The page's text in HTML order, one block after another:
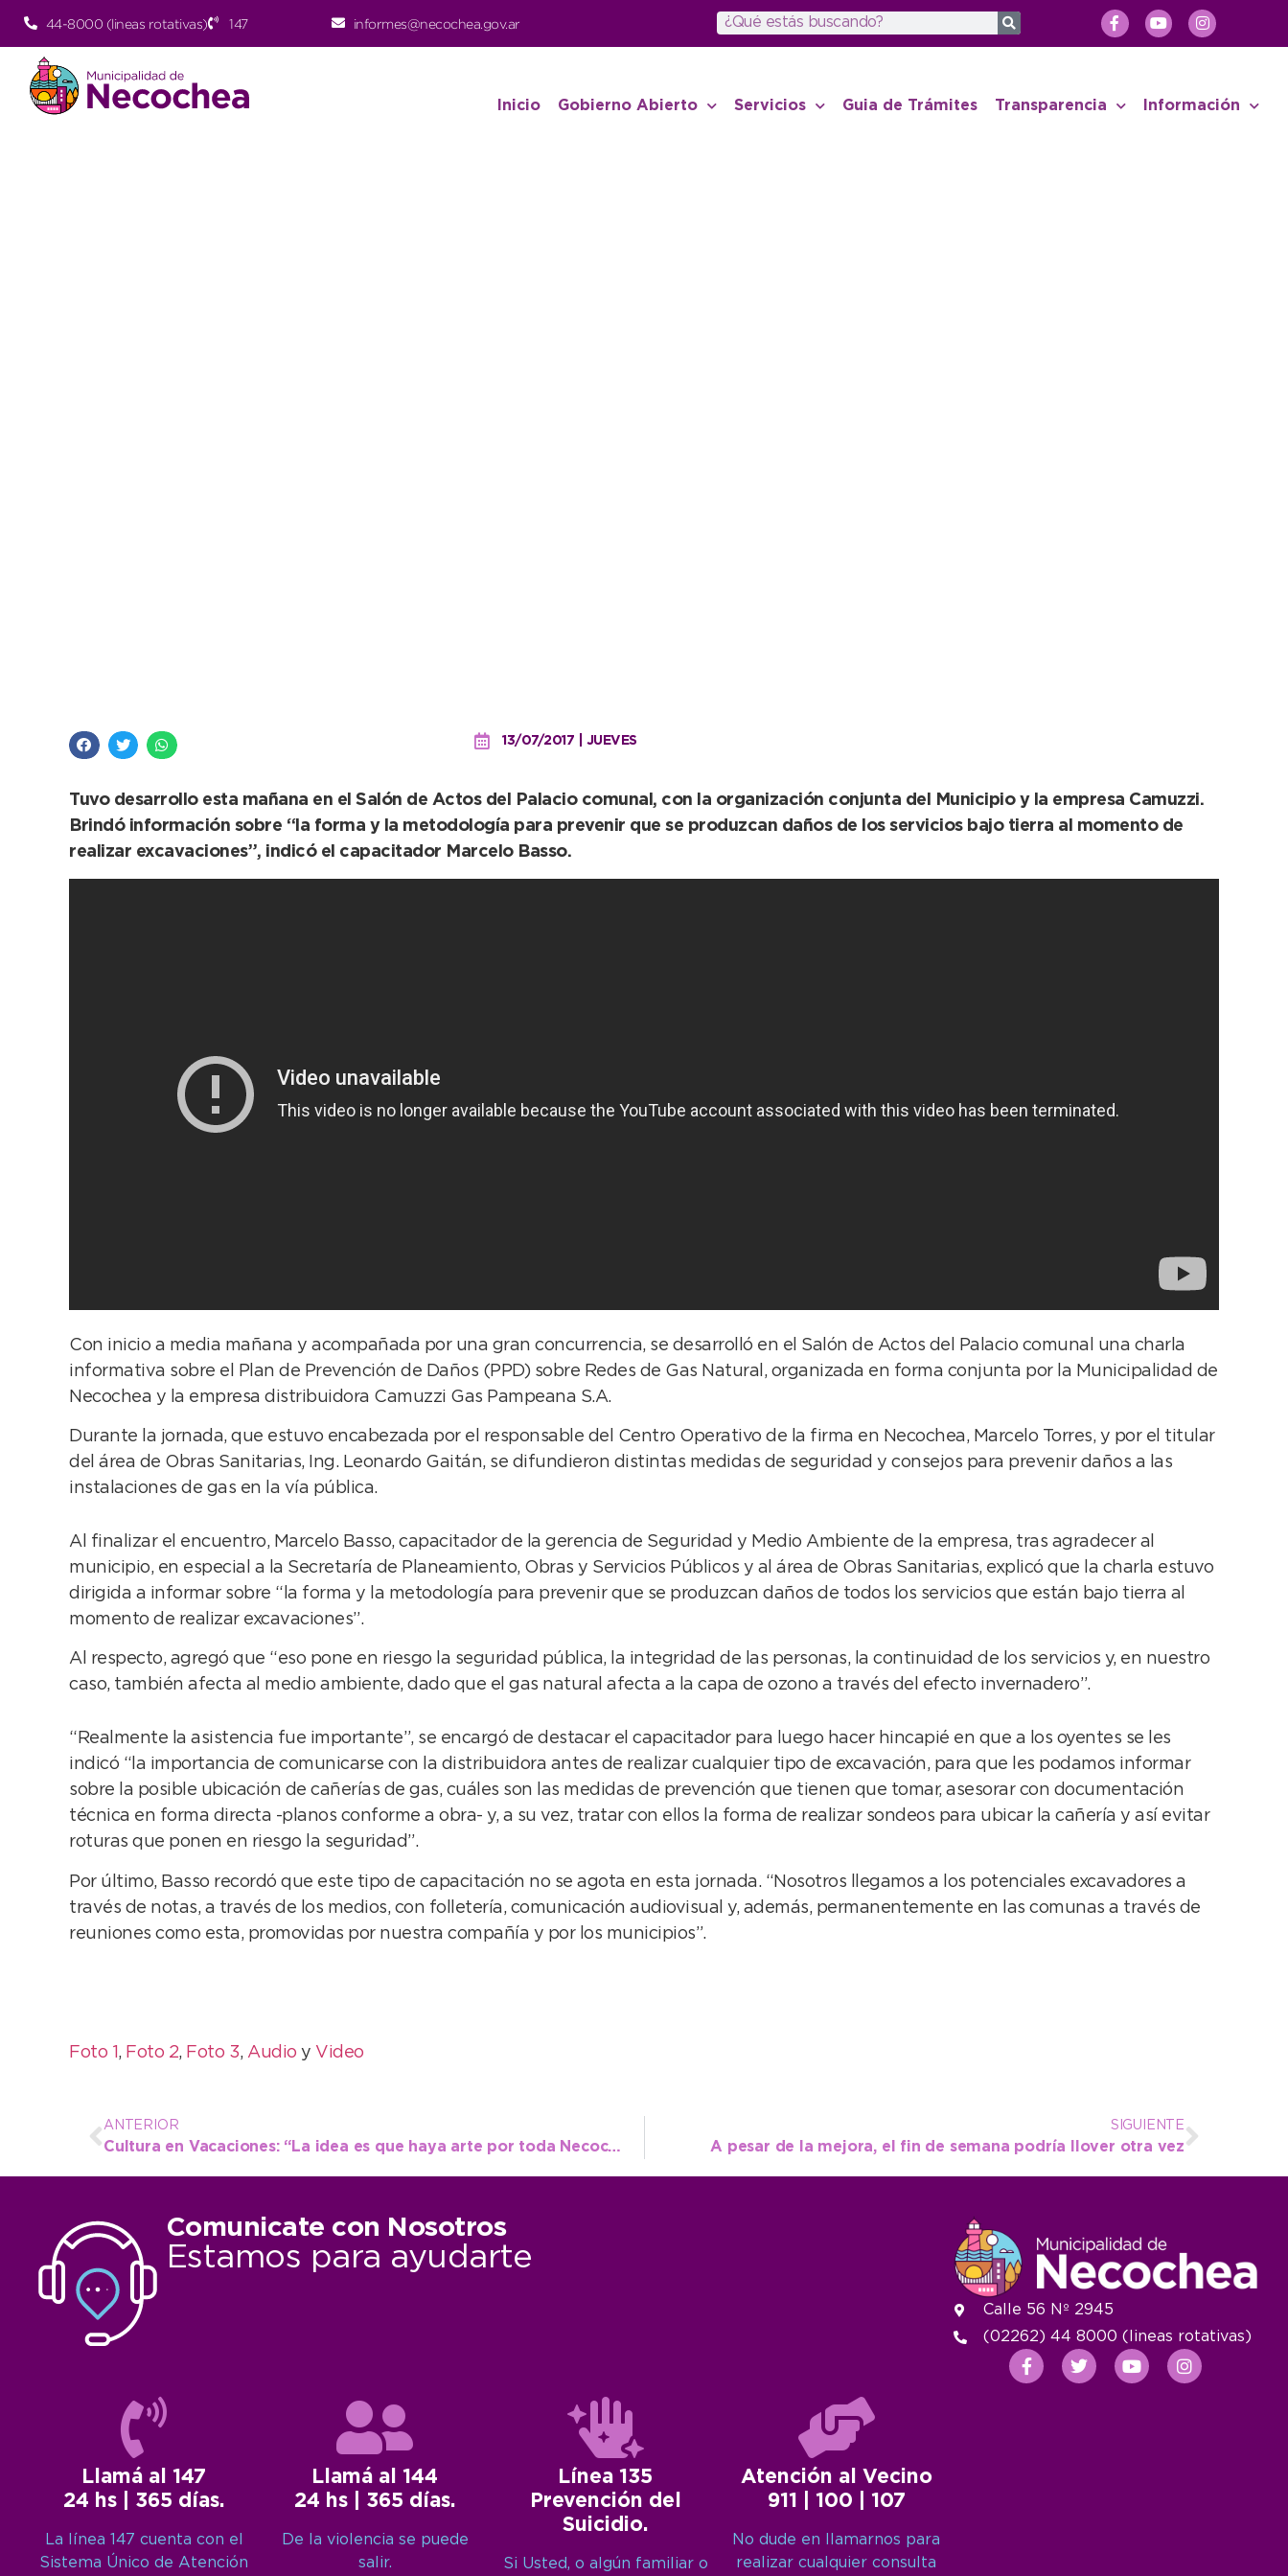
44-8000 (lineas rotativas) 147 informes@necochea.gov.ar
Inicio Gobierno Abierto Servicios Guia de Trámites Transparencia Información
13/07/2017 | JUEVES
Tuvo desarrollo esta mañana en el Salón de Actos del Palacio comunal, con la organización conjunta del Municipio y la empresa Camuzzi.
Brindó información sobre “la forma y la metodología para prevenir que se produzcan daños de los servicios bajo tierra al momento de
realizar excavaciones”, indicó el capacitador Marcelo Basso.
Con inicio a media mañana y acompañada por una gran concurrencia, se desarrolló en el Salón de Actos del Palacio comunal una charla
informativa sobre el Plan de Prevención de Daños (PPD) sobre Redes de Gas Natural, organizada en forma conjunta por la Municipalidad de
Necochea y la empresa distribuidora Camuzzi Gas Pampeana S.A.
Durante la jornada, que estuvo encabezada por el responsable del Centro Operativo de la firma en Necochea, Marcelo Torres, y por el titular
del área de Obras Sanitarias, Ing. Leonardo Gaitán, se difundieron distintas medidas de seguridad y consejos para prevenir daños a las
instalaciones de gas en la vía pública.
Al finalizar el encuentro, Marcelo Basso, capacitador de la gerencia de Seguridad y Medio Ambiente de la empresa, tras agradecer al
municipio, en especial a la Secretaría de Planeamiento, Obras y Servicios Públicos y al área de Obras Sanitarias, explicó que la charla estuvo
dirigida a informar sobre “la forma y la metodología para prevenir que se produzcan daños de todos los servicios que están bajo tierra al
momento de realizar excavaciones”.
Al respecto, agregó que “eso pone en riesgo la seguridad pública, la integridad de las personas, la continuidad de los servicios y, en nuestro
caso, también afecta al medio ambiente, dado que el gas natural afecta a la capa de ozono a través del efecto invernadero”.
“Realmente la asistencia fue importante”, se encargó de destacar el capacitador para luego hacer hincapié en que a los oyentes se les
indicó “la importancia de comunicarse con la distribuidora antes de realizar cualquier tipo de excavación, para que les podamos informar
sobre la posible ubicación de cañerías de gas, cuáles son las medidas de prevención que tienen que tomar, asesorar con documentación
técnica en forma directa -planos conforme a obra- y, a su vez, tratar con ellos la forma de realizar sondeos para ubicar la cañería y así evitar
roturas que ponen en riesgo la seguridad”.
Por último, Basso recordó que este tipo de capacitación no se agota en esta jornada. “Nosotros llegamos a los potenciales excavadores a
través de notas, a través de los medios, con folletería, comunicación audiovisual y, además, permanentemente en las comunas a través de
reuniones como esta, promovidas por nuestra compañía y por los municipios”.
Foto 1 , Foto 2, Foto 3, Audio y Video
ANTERIOR
Cultura en Vacaciones: “La idea es que haya arte por toda Necochea”
SIGUIENTE
A pesar de la mejora, el fin de semana podría llover otra vez
Comunicate con Nosotros
Estamos para ayudarte
Llamá al 147
24 hs | 365 días.
La línea 147 cuenta con el
Sistema Único de Atención
Llamá al 144
24 hs | 365 días.
De la violencia se puede
salir.
Línea 135
Prevención del
Suicidio.
Si Usted, o algún familiar o
Atención al Vecino
911 | 100 | 107
No dude en llamarnos para
realizar cualquier consulta
Calle 56 Nº 2945
(02262) 44 8000 (lineas rotativas)